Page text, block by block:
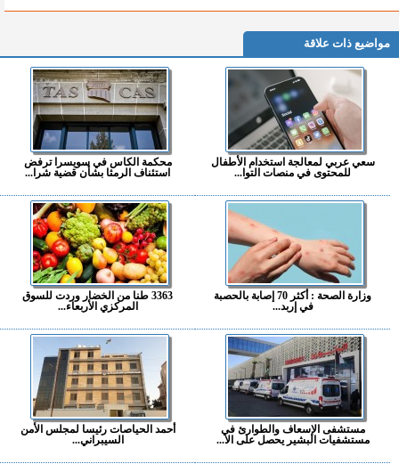
مواضيع ذات علاقة
سعي عربي لمعالجة استخدام الأطفال
للمحتوى في منصات التوا...
محكمة الكاس في سويسرا ترفض
استئناف الرمثا بشأن قضية شرا...
وزارة الصحة : أكثر 70 إصابة بالحصبة
في إربد...
3363 طنا من الخضار وردت للسوق
المركزي الأربعاء...
مستشفى الإسعاف والطوارئ في
مستشفيات البشير يحصل على الا...
أحمد الحياصات رئيسا لمجلس الأمن
السيبراني...